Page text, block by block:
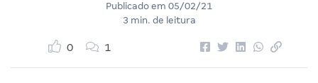
Publicado em 05/02/21
3 min. de leitura
0 1